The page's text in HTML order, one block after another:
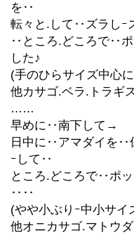
を‥
転々と.して‥ズラしｰ
‥ところ.どころで‥ポ
した♪
(手のひらサイズ中心
他カサゴ.ベラ.トラギ
……
早めに‥南下して→
日中に‥アマダイを‥
ｰして‥
ところ.どころで‥ポ
‥‥
(やや小ぶりｰ中小サイ
他オニカサゴ.マトウ